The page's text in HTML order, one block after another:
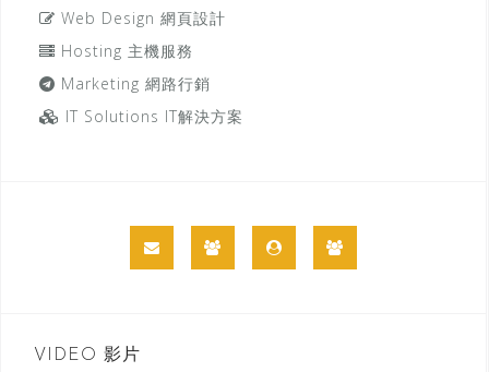
Web Design 網頁設計
Hosting 主機服務
Marketing 網路行銷
IT Solutions IT解決方案
VIDEO 影片